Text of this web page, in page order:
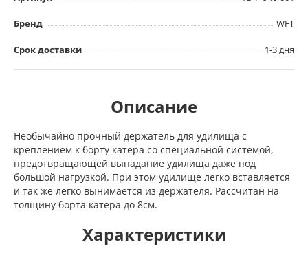
Бренд WFT
Срок доставки 1-3 дня
Описание
Необычайно прочный держатель для удилища с
креплением к борту катера со специальной системой,
предотвращающей выпадание удилища даже под
большой нагрузкой. При этом удилище легко вставляется
и так же легко вынимается из держателя. Рассчитан на
толщину борта катера до 8см.
Характеристики